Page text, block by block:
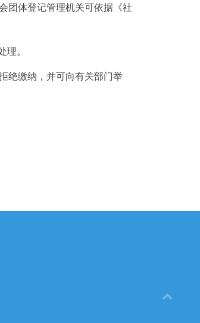
团体登记管理机关可依据《社
理。
绝缴纳，并可向有关部门举